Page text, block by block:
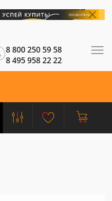
8 800 250 59 58
8 495 958 22 22